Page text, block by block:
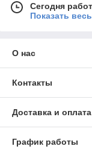
Сегодня
Показать
О нас
Контакты
Доставка и оплата
График работы